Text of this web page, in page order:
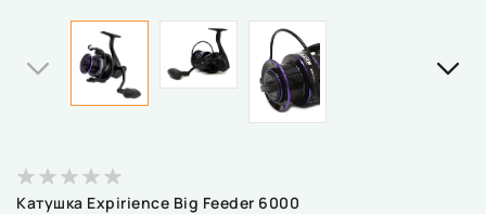
Катушка Expirience Big Feeder 6000